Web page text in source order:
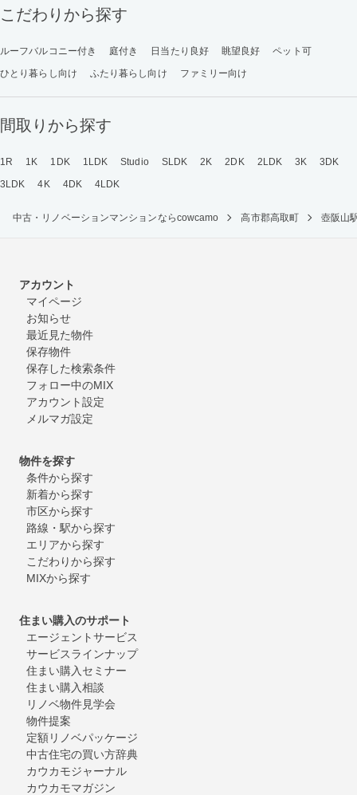
こだわりから探す
ルーフバルコニー付き 庭付き 日当たり良好 眺望良好
ペット可
ひとり暮らし向け
ふたり暮らし向け ファミリー向け
間取りから探す
1R 1K 1DK 1LDK Studio SLDK 2K 2DK 2LDK 3K
3DK
3LDK
4K 4DK 4LDK
中古・リノベーションマンションならcowcamo 高市郡高取町 壺阪山
アカウント
マイページ
お知らせ
最近見た物件
保存物件
保存した検索条件
フォロー中のMIX
アカウント設定
メルマガ設定
物件を探す
条件から探す
新着から探す
市区から探す
路線・駅から探す
エリアから探す
こだわりから探す
MIXから探す
住まい購入のサポート
エージェントサービス
サービスラインナップ
住まい購入セミナー
住まい購入相談
リノベ物件見学会
物件提案
定額リノベパッケージ
中古住宅の買い方辞典
カウカモジャーナル
カウカモマガジン